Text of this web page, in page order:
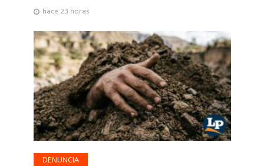
hace 23 horas
DENUNCIA